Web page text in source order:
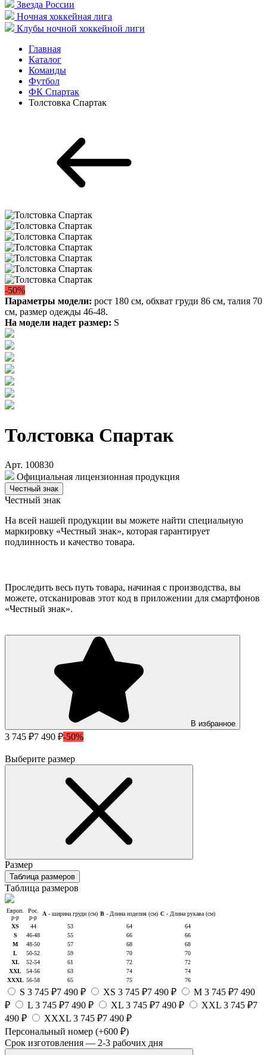
Звезда России
Ночная хоккейная лига
Клубы ночной хоккейной лиги
Главная
Каталог
Команды
Футбол
ФК Спартак
Толстовка Спартак
-50%
Параметры модели: рост 180 см, обхват груди 86 см, талия 70
см, размер одежды 46-48.
На модели надет размер: S
Толстовка Спартак
Арт. 100830
Официальная лицензионная продукция
Честный знак
Честный знак
На всей нашей продукции вы можете найти специальную
маркировку «Честный знак», которая гарантирует
подлинность и качество товара.
Проследить весь путь товара, начиная с производства, вы
можете, отсканировав этот код в приложении для смартфонов
«Честный знак».
В избранное
3 745 ₽7 490 ₽-50%
Выберите размер
Размер
Таблица размеров
Таблица размеров
Европ.
р-р
Рос.
р-р
A - ширина груди (см) B - Длина изделия (см) C - Длина рукава (см)
XS
44 53 64
64
S
46-48 55 66
66
M
48-50 57 68
68
L
50-52 59 70
70
XL
52-54 61 72
72
XXL
54-56 63 74
74
XXXL 56-58 65 75 76
S 3 745 ₽7 490 ₽ XS 3 745 ₽7 490 ₽ M 3 745 ₽7 490
₽
L 3 745 ₽7 490 ₽ XL 3 745 ₽7 490 ₽ XXL 3 745 ₽7
490 ₽
XXXL 3 745 ₽7 490 ₽
Персональный номер (+600 ₽)
Срок изготовления — 2-3 рабочих дня